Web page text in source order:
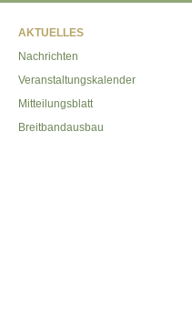
AKTUELLES
Nachrichten
Veranstaltungskalender
Mitteilungsblatt
Breitbandausbau